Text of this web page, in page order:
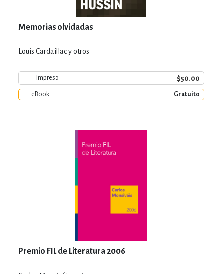
Memorias olvidadas
Louis Cardaillac y otros
Impreso $50.00
eBook Gratuito
Premio FIL de Literatura 2006